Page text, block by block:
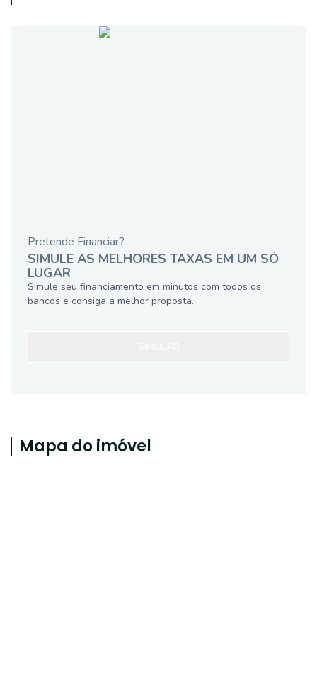
Pretende Financiar?
SIMULE AS MELHORES TAXAS EM UM SÓ
LUGAR
Simule seu financiamento em minutos com todos os
bancos e consiga a melhor proposta.
Mapa do imóvel